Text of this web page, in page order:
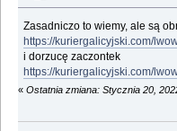
Zasadniczo to wiemy, ale są
https://kuriergalicyjski.com/
i dorzucę zaczontek
https://kuriergalicyjski.com/
« Ostatnia zmiana: Stycznia 20,